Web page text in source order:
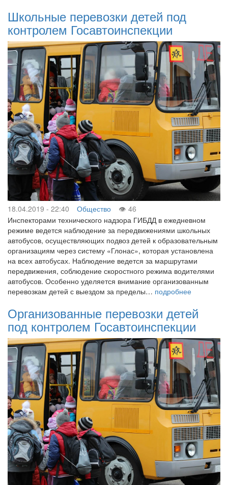
Школьные перевозки детей под
контролем Госавтоинспекции
18.04.2019 - 22:40 Общество
46
Инспекторами технического надзора ГИБДД в ежедневном
режиме ведется наблюдение за передвижениями школьных
автобусов, осуществляющих подвоз детей к образовательным
организациям через систему «Глонас», которая установлена
на всех автобусах. Наблюдение ведется за маршрутами
передвижения, соблюдение скоростного режима водителями
автобусов. Особенно уделяется внимание организованным
перевозкам детей с выездом за пределы… подробнее
Организованные перевозки детей
под контролем Госавтоинспекции